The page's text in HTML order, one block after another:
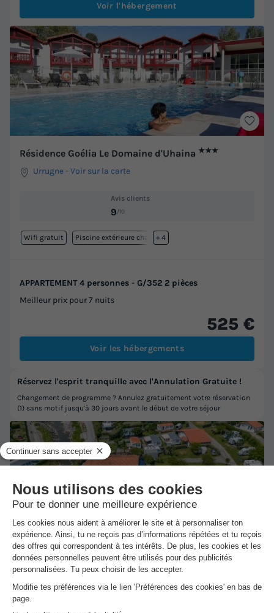
Voir l'hébergement
Résidence Goélia Le Domaine d'Uhaina ★★★
Urrugne -Voir sur la carte
Avis clients
9/10
Wifi gratuit Piscine extérieure chauffée
+ 4
APPARTEMENT 4 personnes - G/352 2 pièces
Meilleur prix pour 7 nuits
525 €
Voir les hébergements
Camping L' International Erromardie★★★★
Saint Jean De Luz -Voir sur la carte
Réservez l'esprit tranquille avec l'Annulation Gratuite !
Changement de programme ? Annulez gratuitement votre réservation
(1) sans motif jusqu'à 30 jours avant le début de votre séjour